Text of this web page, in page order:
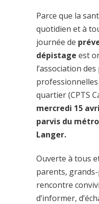
Parce que la
quotidien et à
journée de
dépistage est
l’association
quartier (CPTS
mercredi 15
parvis du
Langer.
Ouverte à tous
parents,
rencontre
d’informer,